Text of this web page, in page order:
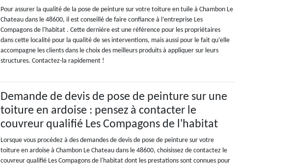
Pour assurer la qualité de la pose de peinture sur votre toiture en tuile à Chambon Le
Chateau dans le 48600, il est conseillé de faire confiance à l’entreprise Les
Compagons de l'habitat . Cette dernière est une référence pour les propriétaires
dans cette localité pour la qualité de ses interventions, mais aussi pour le fait qu’elle
accompagne les clients dans le choix des meilleurs produits à appliquer sur leurs
structures. Contactez-la rapidement !
Demande de devis de pose de peinture sur une
toiture en ardoise : pensez à contacter le
couvreur qualifié Les Compagons de l'habitat
Lorsque vous procédez à des demandes de devis de pose de peinture sur votre
toiture en ardoise à Chambon Le Chateau dans le 48600, choisissez de contactez le
couvreur qualifié Les Compagons de l'habitat dont les prestations sont connues pour